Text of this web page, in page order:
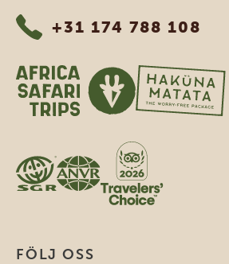
+31 174 788 108
FÖLJ OSS